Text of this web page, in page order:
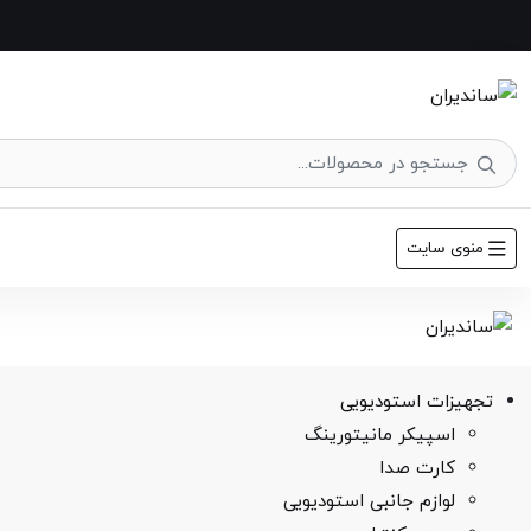
منوی سایت
تجهیزات استودیویی
اسپیکر مانیتورینگ
کارت صدا
لوازم جانبی استودیویی